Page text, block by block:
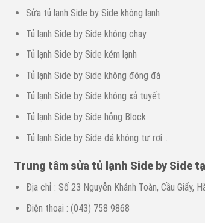
Sửa tủ lạnh Side by Side không lạnh
Tủ lạnh Side by Side không chạy
Tủ lạnh Side by Side kém lạnh
Tủ lạnh Side by Side không đông đá
Tủ lạnh Side by Side không xả tuyết
Tủ lạnh Side by Side hỏng Block
Tủ lạnh Side by Side đá không tự rơi…
Trung tâm sửa tủ lạnh Side by Side
Địa chỉ : Số 23 Nguyễn Khánh Toàn, Cầu Giấy,
Điện thoại : (043) 758 9868